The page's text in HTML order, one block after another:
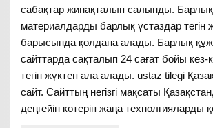
сабақтар жинақталып салынды.
материалдарды барлық ұстаздар тегін
барысында қолдана алады. Барлық
сайттарда сақталып 24 сағат бойы кез-
тегін жүктеп ала алады. ustaz tilegi Қазақ
сайт. Сайттың негізгі мақсаты
деңгейін көтеріп жаңа